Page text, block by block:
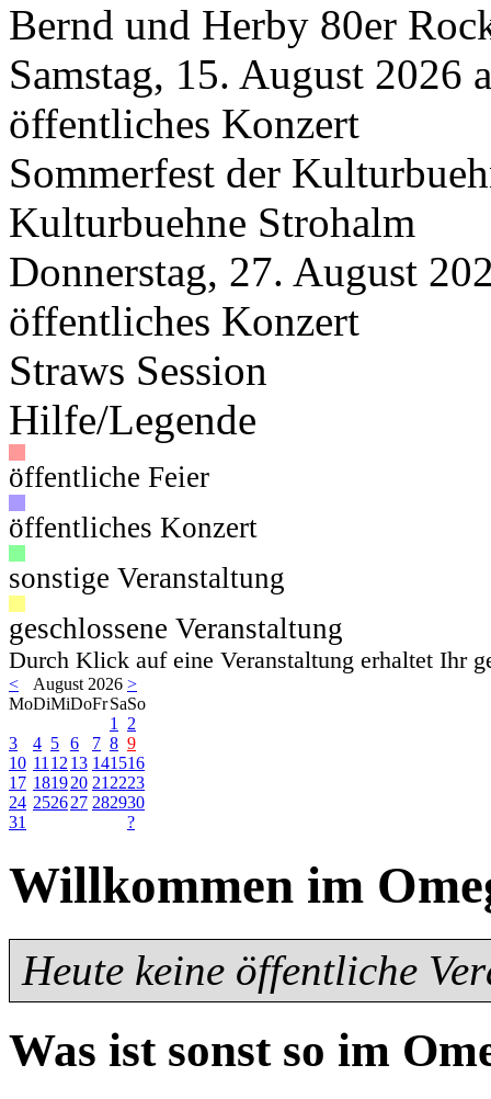
Bernd und Herby 80er
Samstag, 15. August 2026
öffentliches Konzert
Sommerfest der
Kulturbuehne Strohalm
Donnerstag, 27. August
öffentliches Konzert
Straws Session
Hilfe/Legende
öffentliche Feier
öffentliches Konzert
sonstige Veranstaltung
geschlossene Veranstaltung
Durch Klick auf eine Veranstaltung erhaltet Ihr
< August 2026 >
MoDiMiDoFrSaSo
1
2
3
4 5 6 7 8 9
10 11 12 13 141516
17 181920 21 2223
24 252627 282930
31
?
Willkommen im
Heute keine öffentliche
Was ist sonst so im